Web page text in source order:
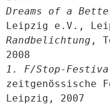
Dreams of a
Randbelichtung ,
1. F/Stop-
zeitgenössische
Leipzig, 2007